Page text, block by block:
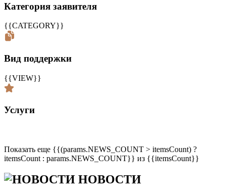
Категория заявителя
{{CATEGORY}}
Вид поддержки
{{VIEW}}
Услуги
Показать еще {{(params.NEWS_COUNT > itemsCount) ?
itemsCount : params.NEWS_COUNT}} из {{itemsCount}}
НОВОСТИ